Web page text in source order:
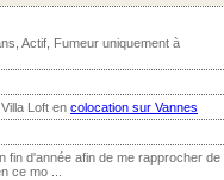
Actif, Fumeur uniquement à
Loft en colocation sur Vannes
fin d'année afin de me rapprocher de
ce mo ...